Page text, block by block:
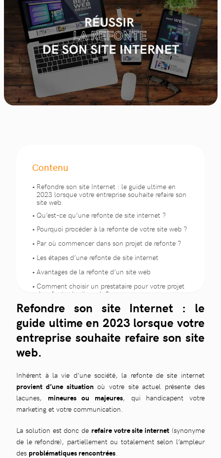
Refondre son site Internet : le
guide ultime en 2023 lorsque votre
entreprise souhaite refaire son site
web.
Inhérent à la vie d’une société, la refonte de site internet
provient d’une situationoù votre site actuel présente des
lacunes, mineures ou majeures, qui handicapent votre
marketing et votre communication.
La solution est donc de refaire votre site internet(synonyme
de le refondre), partiellement ou totalement selon l’ampleur
des problématiques rencontrées.
Contenu
Refondre son site Internet : le guide ultime en
2023 lorsque votre entreprise souhaite refaire son
site web.
Qu’est-ce qu’une refonte de site internet ?
Pourquoi procéder à la refonte de votre site web ?
Par où commencer dans son projet de refonte ?
Les étapes d’une refonte de site internet
Avantages de la refonte d’un site web
Comment choisir un prestataire pour votre projet
de refonte de site web ?
Ces entreprises ont réalisé une refonte de leur site
internet, découvrez leurs histoires
Quelles erreurs éviter lorsqu’on entame la refonte
d’un site web ?